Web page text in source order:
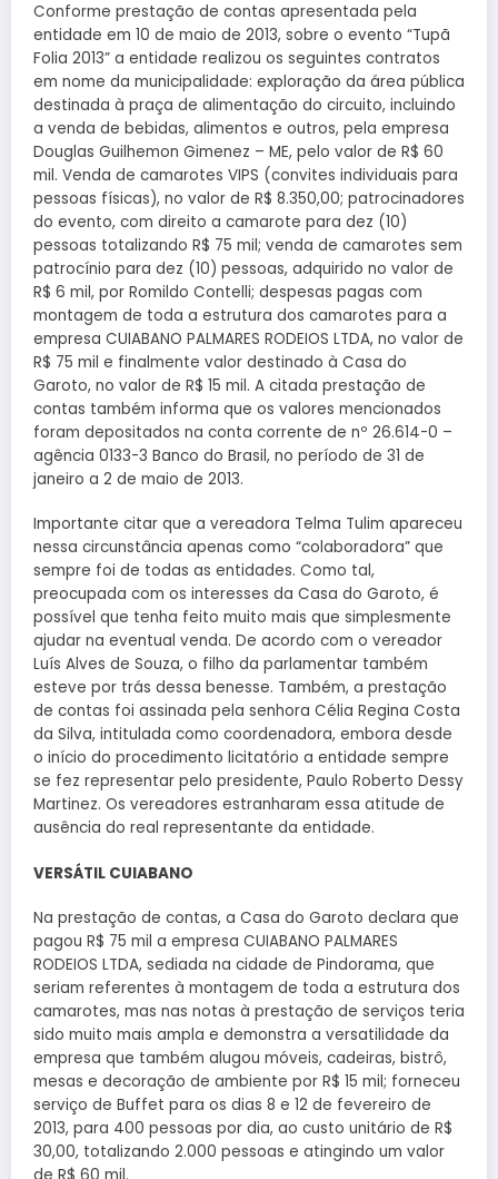
Conforme prestação de contas apresentada pela
entidade em 10 de maio de 2013, sobre o evento “Tupã
Folia 2013” a entidade realizou os seguintes contratos
em nome da municipalidade: exploração da área pública
destinada à praça de alimentação do circuito, incluindo
a venda de bebidas, alimentos e outros, pela empresa
Douglas Guilhemon Gimenez – ME, pelo valor de R$ 60
mil. Venda de camarotes VIPS (convites individuais para
pessoas físicas), no valor de R$ 8.350,00; patrocinadores
do evento, com direito a camarote para dez (10)
pessoas totalizando R$ 75 mil; venda de camarotes sem
patrocínio para dez (10) pessoas, adquirido no valor de
R$ 6 mil, por Romildo Contelli; despesas pagas com
montagem de toda a estrutura dos camarotes para a
empresa CUIABANO PALMARES RODEIOS LTDA, no valor de
R$ 75 mil e finalmente valor destinado à Casa do
Garoto, no valor de R$ 15 mil. A citada prestação de
contas também informa que os valores mencionados
foram depositados na conta corrente de nº 26.614-0 –
agência 0133-3 Banco do Brasil, no período de 31 de
janeiro a 2 de maio de 2013.
Importante citar que a vereadora Telma Tulim apareceu
nessa circunstância apenas como “colaboradora” que
sempre foi de todas as entidades. Como tal,
preocupada com os interesses da Casa do Garoto, é
possível que tenha feito muito mais que simplesmente
ajudar na eventual venda. De acordo com o vereador
Luís Alves de Souza, o filho da parlamentar também
esteve por trás dessa benesse. Também, a prestação
de contas foi assinada pela senhora Célia Regina Costa
da Silva, intitulada como coordenadora, embora desde
o início do procedimento licitatório a entidade sempre
se fez representar pelo presidente, Paulo Roberto Dessy
Martinez. Os vereadores estranharam essa atitude de
ausência do real representante da entidade.
VERSÁTIL CUIABANO
Na prestação de contas, a Casa do Garoto declara que
pagou R$ 75 mil a empresa CUIABANO PALMARES
RODEIOS LTDA, sediada na cidade de Pindorama, que
seriam referentes à montagem de toda a estrutura dos
camarotes, mas nas notas à prestação de serviços teria
sido muito mais ampla e demonstra a versatilidade da
empresa que também alugou móveis, cadeiras, bistrô,
mesas e decoração de ambiente por R$ 15 mil; forneceu
serviço de Buffet para os dias 8 e 12 de fevereiro de
2013, para 400 pessoas por dia, ao custo unitário de R$
30,00, totalizando 2.000 pessoas e atingindo um valor